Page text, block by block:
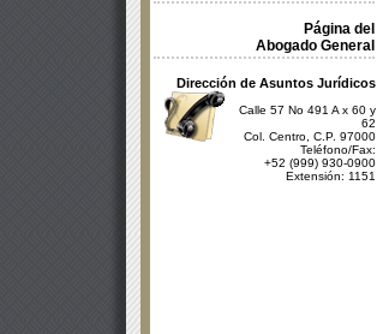
Página del
Abogado General
Dirección de Asuntos Jurídicos
Calle 57 No 491 A x 60 y
62
Col. Centro, C.P. 97000
Teléfono/Fax:
+52 (999) 930-0900
Extensión: 1151